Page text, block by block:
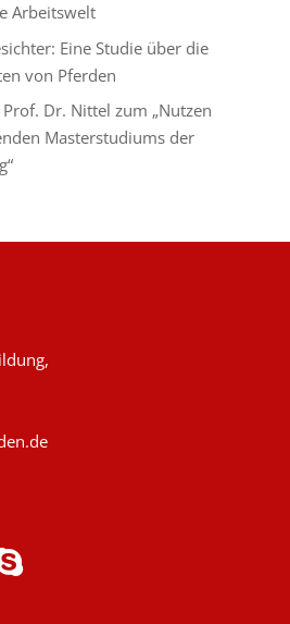
Arbeitswelt
Eine Studie über die
von Pferden
Dr. Nittel zum „Nutzen
Masterstudiums der